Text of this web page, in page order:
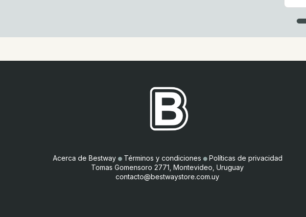
Acerca de Bestway ● Términos y condiciones ● Políticas de privacidad
Tomas Gomensoro 2771, Montevideo, Uruguay
contacto@bestwaystore.com.uy